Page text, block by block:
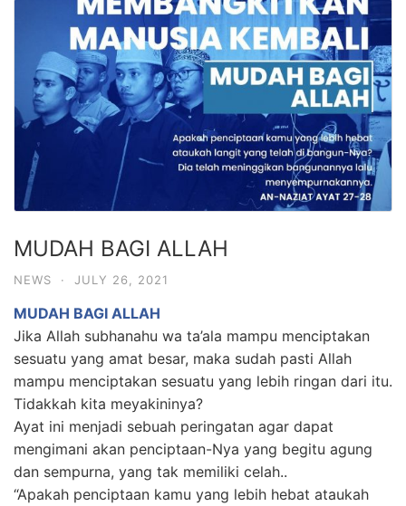
MUDAH BAGI ALLAH
NEWS · JULY 26, 2021
MUDAH BAGI ALLAH
Jika Allah subhanahu wa ta’ala mampu menciptakan
sesuatu yang amat besar, maka sudah pasti Allah
mampu menciptakan sesuatu yang lebih ringan dari itu.
Tidakkah kita meyakininya?
Ayat ini menjadi sebuah peringatan agar dapat
mengimani akan penciptaan-Nya yang begitu agung
dan sempurna, yang tak memiliki celah..
“Apakah penciptaan kamu yang lebih hebat ataukah